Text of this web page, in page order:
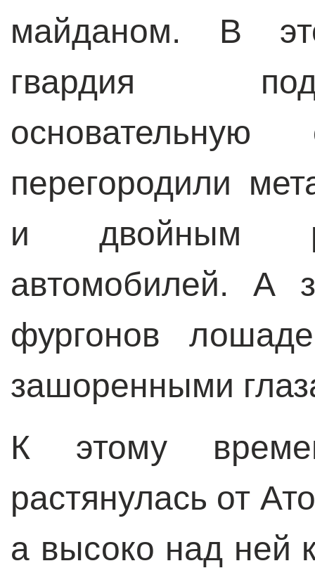
майданом. В
гвардия
перегородили
и двойным
автомобилей. А
фургонов
зашоренными
К этому
растянулась от
а высоко над ней